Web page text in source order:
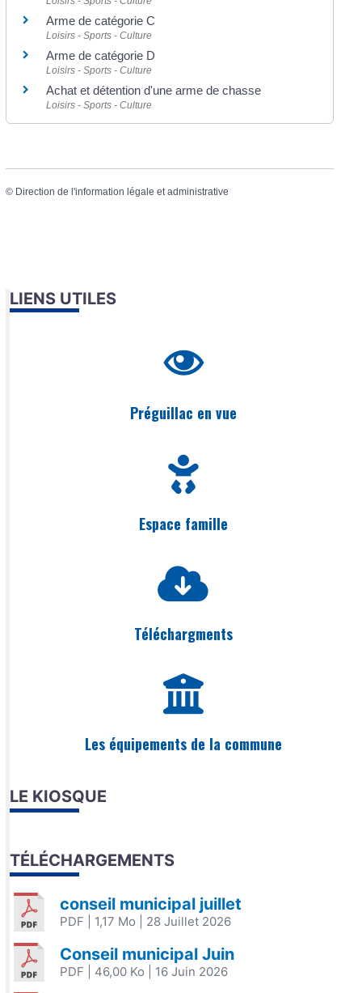
Arme de catégorie C
Loisirs - Sports - Culture
Arme de catégorie D
Loisirs - Sports - Culture
Achat et détention d'une arme de chasse
Loisirs - Sports - Culture
© Direction de l'information légale et administrative
LIENS UTILES
Préguillac en vue
Espace famille
Téléchargments
Les équipements de la commune
LE KIOSQUE
TÉLÉCHARGEMENTS
conseil municipal juillet
PDF | 1,17 Mo | 28 Juillet 2026
Conseil municipal Juin
PDF | 46,00 Ko | 16 Juin 2026